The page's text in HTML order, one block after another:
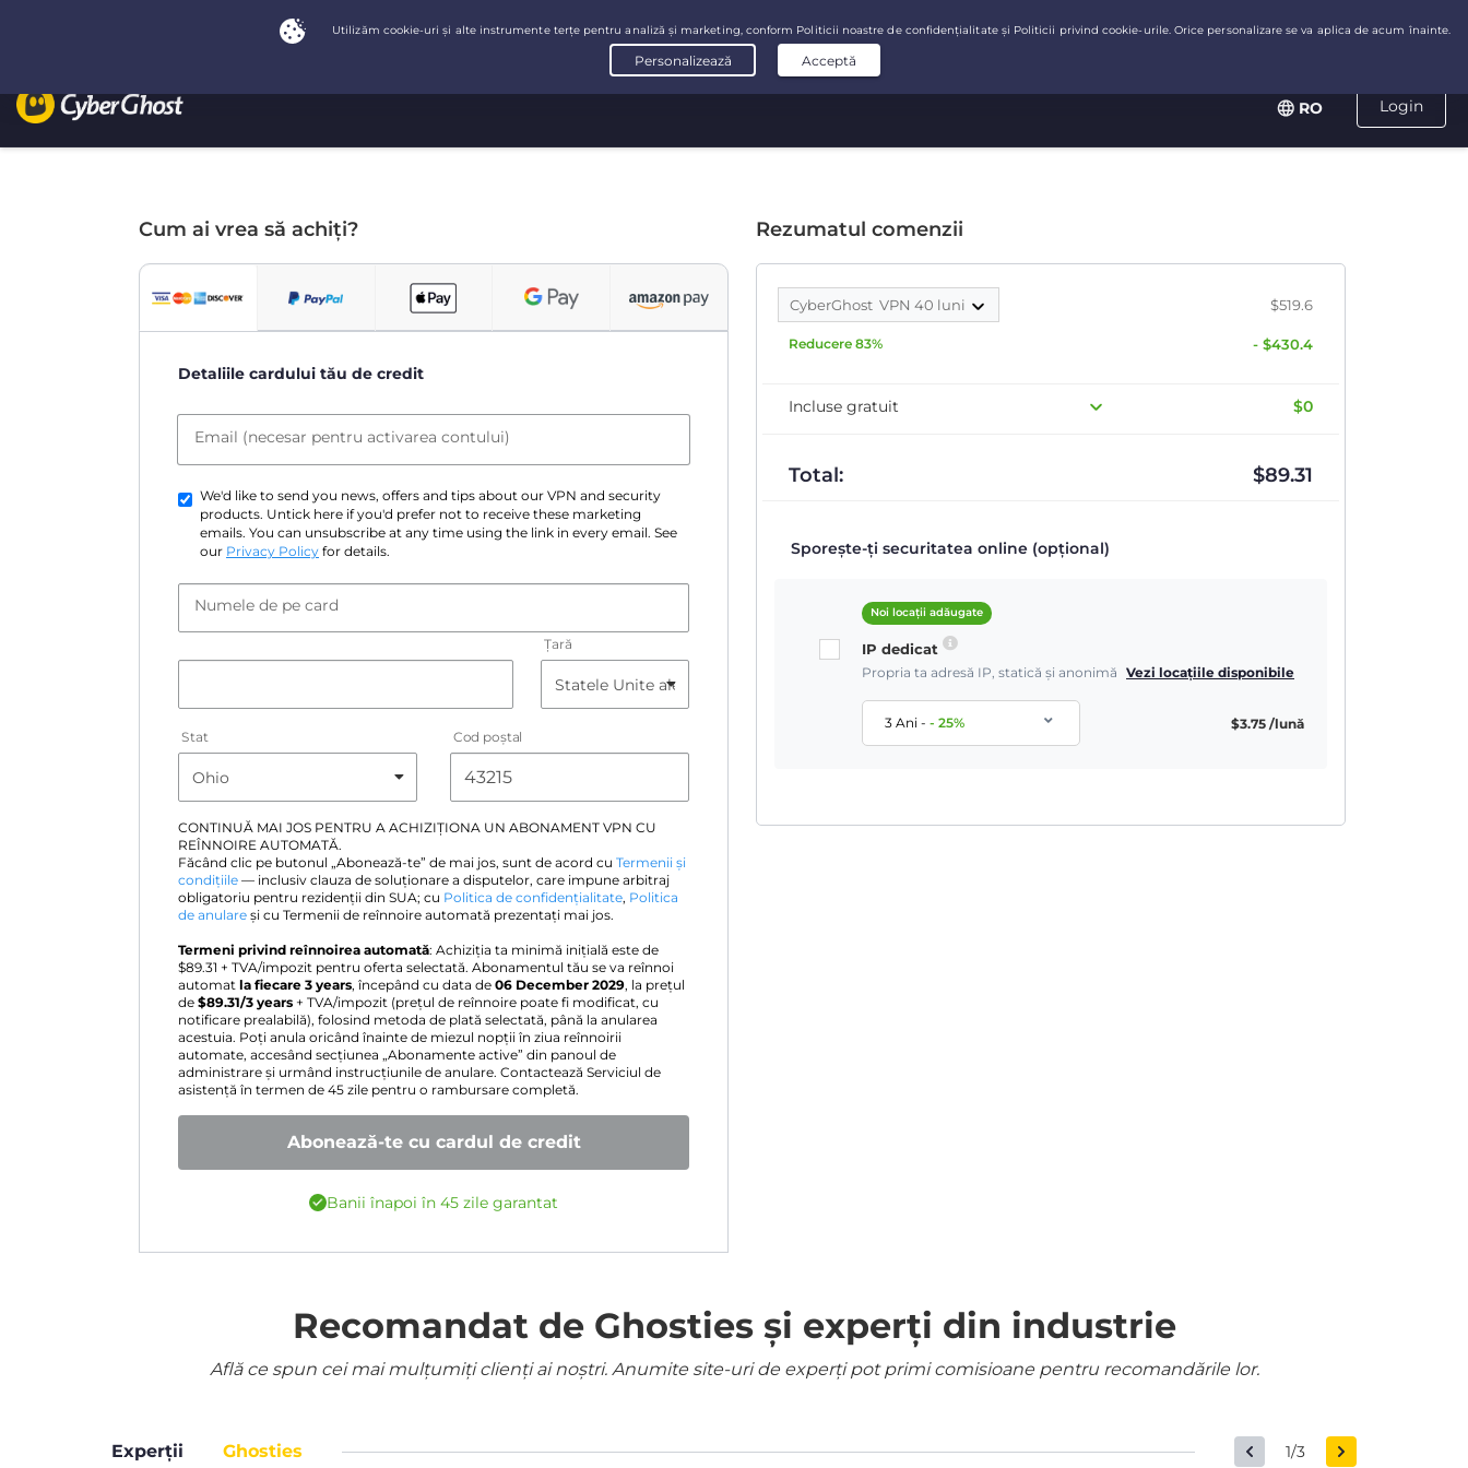
Login
RO
Cum ai vrea să achiți?
Detaliile cardului tău de credit
Email (necesar pentru activarea contului)
We'd like to send you news, offers and tips about our VPN and security
products. Untick here if you'd prefer not to receive these marketing
emails. You can unsubscribe at any time using the link in every email. See
our Privacy Policy for details.
Numele de pe card
Țară
Stat Cod poştal
CONTINUĂ MAI JOS PENTRU A ACHIZIȚIONA UN ABONAMENT VPN CU
REÎNNOIRE AUTOMATĂ.
Făcând clic pe butonul „Abonează-te” de mai jos, sunt de acord cu Termenii și
condițiile — inclusiv clauza de soluționare a disputelor, care impune arbitraj
obligatoriu pentru rezidenții din SUA; cu Politica de confidențialitate, Politica
de anulare și cu Termenii de reînnoire automată prezentați mai jos.
Termeni privind reînnoirea automată: Achiziția ta minimă inițială este de
$89.31 + TVA/impozit pentru oferta selectată. Abonamentul tău se va reînnoi
automat la fiecare 3 years, începând cu data de 06 December 2029, la prețul
de $89.31/3 years + TVA/impozit (prețul de reînnoire poate fi modificat, cu
notificare prealabilă), folosind metoda de plată selectată, până la anularea
acestuia. Poți anula oricând înainte de miezul nopții în ziua reînnoirii
automate, accesând secțiunea „Abonamente active” din panoul de
administrare și urmând instrucțiunile de anulare. Contactează Serviciul de
asistență în termen de 45 zile pentru o rambursare completă.
Abonează-te cu cardul de credit
Banii înapoi în 45 zile garantat
Rezumatul comenzii
CyberGhost VPN 40 luni $519.6
Reducere 83% - $430.4
Incluse gratuit $0
Total: $89.31
Sporește-ți securitatea online (opțional)
Noi locații adăugate
IP dedicat
Propria ta adresă IP, statică și anonimă Vezi locațiile disponibile
3 Ani--25% $3.75 /lună
Recomandat de Ghosties și experți din industrie
Află ce spun cei mai mulțumiți clienți ai noștri. Anumite site-uri de experți pot primi comisioane pentru recomandările lor.
Experții Ghosties 1/3